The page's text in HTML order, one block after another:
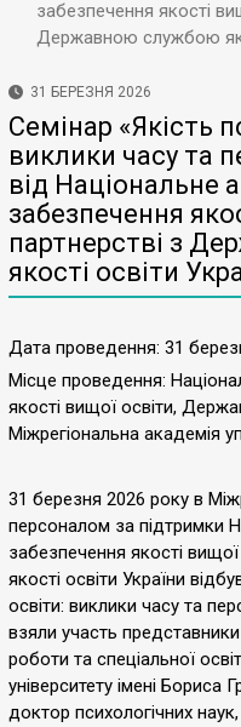
забезпечення якості
Державною службою
31 БЕРЕЗНЯ 2026
Семінар «Якість
виклики часу та
від Національне
забезпечення
партнерстві з
якості освіти
Дата проведення: 31
Місце проведення:
якості вищої освіти,
Міжрегіональна академія
31 березня 2026 року в
персоналом за підтримки
забезпечення якості
якості освіти України
освіти: виклики часу та
взяли участь представники
роботи та спеціальної
університету імені Бориса
доктор психологічних